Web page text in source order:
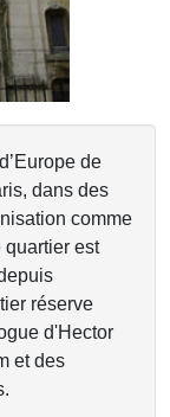
de
dans des
comme
quartier est
réserve
d'Hector
et des